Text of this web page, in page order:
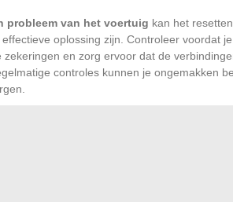
probleem van het voertuig kan het
oplossing zijn. Controleer voordat
zekeringen en zorg ervoor dat de
controles kunnen je ongemakken